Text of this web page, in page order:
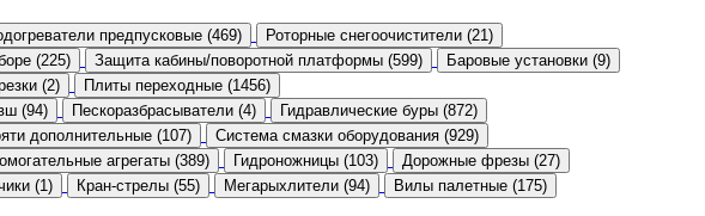
предпусковые (469)
Роторные снегоочистители (21)
(225) Защита кабины/поворотной платформы (599)
Баровые установки (9)
(2)
Плиты переходные (1456)
(94) Пескоразбрасыватели (4)
Гидравлические буры (872)
дополнительные (107)
Система смазки оборудования (929)
агрегаты (389) Гидроножницы (103)
Дорожные фрезы (27)
(1) Кран-стрелы (55) Мегарыхлители (94) Вилы палетные (175)